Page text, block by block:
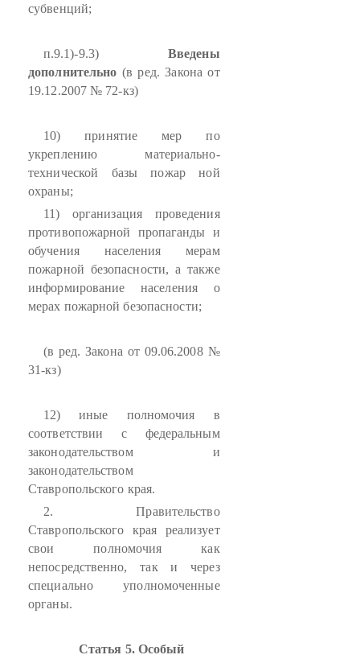
субвенций;
п.9.1)-9.3) Введены
дополнительно (в ред. Закона от
19.12.2007 № 72-кз)
10) принятие мер по
укреплению материально-
технической базы пожар ной
охраны;
11) организация проведения
противопожарной пропаганды и
обучения населения мерам
пожарной безопасности, а также
информирование населения о
мерах пожарной безопасности;
(в ред. Закона от 09.06.2008 №
31-кз)
12) иные полномочия в
соответствии с федеральным
законодательством и
законодательством
Ставропольского края.
2. Правительство
Ставропольского края реализует
свои полномочия как
непосредственно, так и через
специально уполномоченные
органы.
Статья 5. Особый